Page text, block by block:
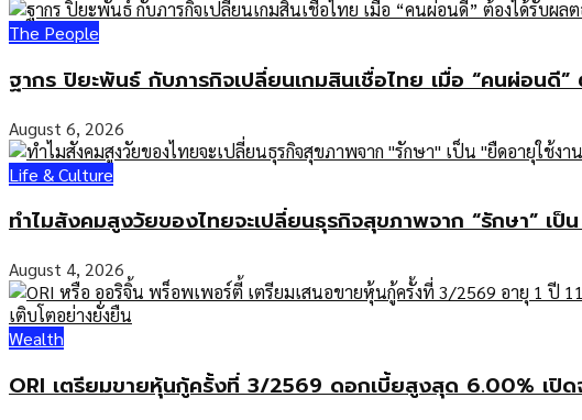
The People
ฐากร ปิยะพันธ์ กับภารกิจเปลี่ยนเกมสินเชื่อไทย เมื่อ “คนผ่อนดี
August 6, 2026
Life & Culture
ทำไมสังคมสูงวัยของไทยจะเปลี่ยนธุรกิจสุขภาพจาก “รักษา” เป็
August 4, 2026
Wealth
ORI เตรียมขายหุ้นกู้ครั้งที่ 3/2569 ดอกเบี้ยสูงสุด 6.00% เปิด